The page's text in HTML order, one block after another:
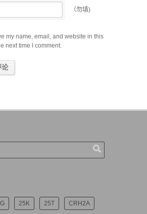
（勿填)
my name, email, and website in this
next time I comment.
25K 25T CRH2A